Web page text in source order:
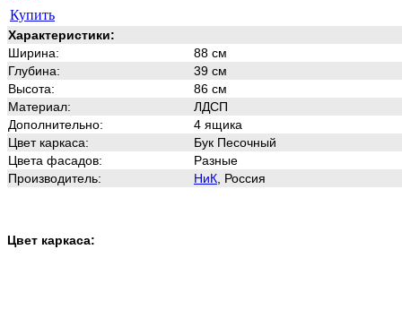
Купить
Характеристики:
Ширина:
88 см
Глубина:
39 см
Высота:
86 см
Материал:
ЛДСП
Дополнительно:
4 ящика
Цвет каркаса:
Бук Песочный
Цвета фасадов:
Разные
Производитель:
НиК , Россия
Цвет каркаса: